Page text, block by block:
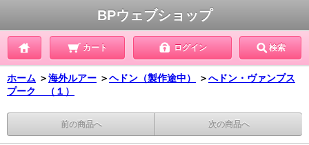
BPウェブショップ
カート ログイン 検索
ホーム ＞海外ルアー ＞ヘドン（製作途中） ＞へドン・ヴァンプス
プーク （１）
前の商品へ 次の商品へ